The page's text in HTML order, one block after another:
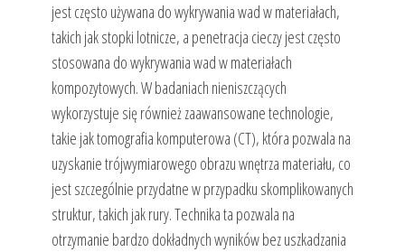
jest często używana do wykrywania wad w materiałach,
takich jak stopki lotnicze, a penetracja cieczy jest często
stosowana do wykrywania wad w materiałach
kompozytowych. W badaniach nieniszczących
wykorzystuje się również zaawansowane technologie,
takie jak tomografia komputerowa (CT), która pozwala na
uzyskanie trójwymiarowego obrazu wnętrza materiału, co
jest szczególnie przydatne w przypadku skomplikowanych
struktur, takich jak rury. Technika ta pozwala na
otrzymanie bardzo dokładnych wyników bez uszkadzania